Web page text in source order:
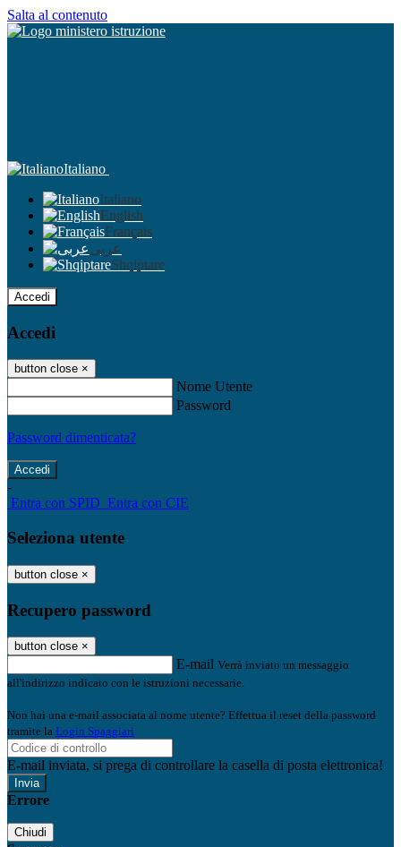
Salta al contenuto
Italiano
Italiano
English
Français
عربى
Shqiptare
Accedi
Accedi
button close ×
Nome Utente
Password
Password dimenticata?
-
Entra con SPID Entra con CIE
Seleziona utente
button close ×
Recupero password
button close ×
E-mail Verrà inviato un messaggio
all'indirizzo indicato con le istruzioni necessarie.
Non hai una e-mail associata al nome utente? Effettua il reset della password
tramite la Login Spaggiari
E-mail inviata, si prega di controllare la casella di posta elettronica!
Errore
Chiudi